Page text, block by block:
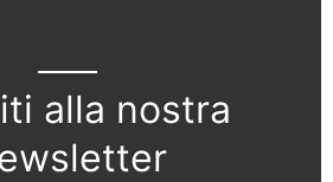
alla nostra